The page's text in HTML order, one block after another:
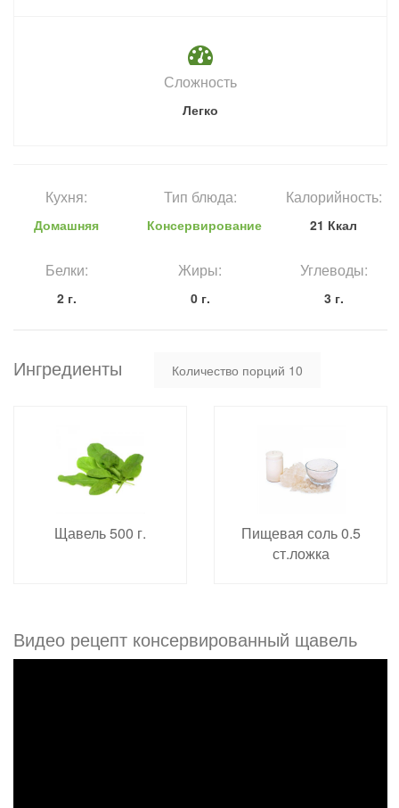
Сложность
Легко
Кухня:
Домашняя
Тип блюда:
Консервирование
Калорийность:
21 Ккал
Белки:
2 г.
Жиры:
0 г.
Углеводы:
3 г.
Ингредиенты Количество порций 10
Щавель 500 г.
Пищевая соль 0.5
ст.ложка
Видео рецепт консервированный щавель